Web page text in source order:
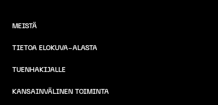
MEISTÄ
TIETOA ELOKUVA-ALASTA
TUENHAKIJALLE
KANSAINVÄLINEN TOIMINTA